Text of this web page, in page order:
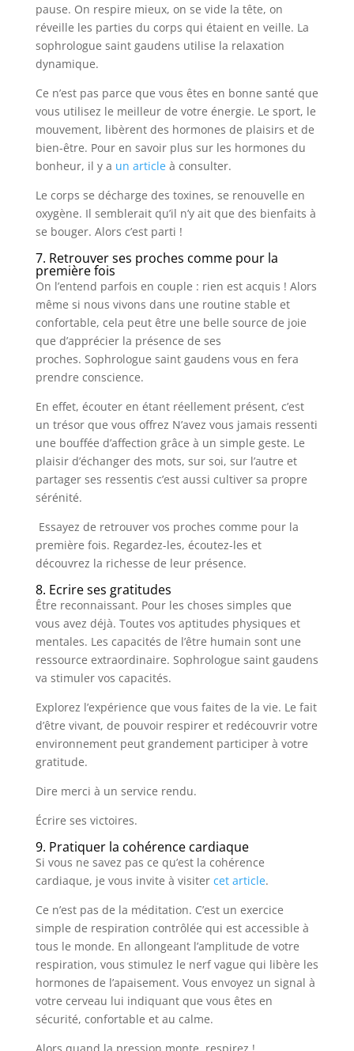
pause. On respire mieux, on se vide la tête, on
réveille les parties du corps qui étaient en veille. La
sophrologue saint gaudens utilise la relaxation
dynamique.
Ce n’est pas parce que vous êtes en bonne santé que
vous utilisez le meilleur de votre énergie. Le sport, le
mouvement, libèrent des hormones de plaisirs et de
bien-être. Pour en savoir plus sur les hormones du
bonheur, il y a un articleà consulter.
Le corps se décharge des toxines, se renouvelle en
oxygène. Il semblerait qu’il n’y ait que des bienfaits à
se bouger. Alors c’est parti !
7. Retrouver ses proches comme pour la
première fois
On l’entend parfois en couple : rien est acquis ! Alors
même si nous vivons dans une routine stable et
confortable, cela peut être une belle source de joie
que d’apprécier la présence de ses
proches. Sophrologue saint gaudens vous en fera
prendre conscience.
En effet, écouter en étant réellement présent, c’est
un trésor que vous offrez N’avez vous jamais ressenti
une bouffée d’affection grâce à un simple geste. Le
plaisir d’échanger des mots, sur soi, sur l’autre et
partager ses ressentis c’est aussi cultiver sa propre
sérénité.
Essayez de retrouver vos proches comme pour la
première fois. Regardez-les, écoutez-les et
découvrez la richesse de leur présence.
8. Ecrire ses gratitudes
Être reconnaissant. Pour les choses simples que
vous avez déjà. Toutes vos aptitudes physiques et
mentales. Les capacités de l’être humain sont une
ressource extraordinaire. Sophrologue saint gaudens
va stimuler vos capacités.
Explorez l’expérience que vous faites de la vie. Le fait
d’être vivant, de pouvoir respirer et redécouvrir votre
environnement peut grandement participer à votre
gratitude.
Dire merci à un service rendu.
Écrire ses victoires.
9. Pratiquer la cohérence cardiaque
Si vous ne savez pas ce qu’est la cohérence
cardiaque, je vous invite à visiter cet article.
Ce n’est pas de la méditation. C’est un exercice
simple de respiration contrôlée qui est accessible à
tous le monde. En allongeant l’amplitude de votre
respiration, vous stimulez le nerf vague qui libère les
hormones de l’apaisement. Vous envoyez un signal à
votre cerveau lui indiquant que vous êtes en
sécurité, confortable et au calme.